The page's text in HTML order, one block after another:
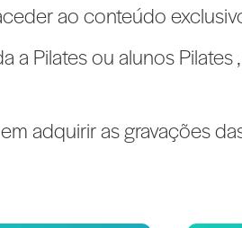
ao conteúdo
a Pilates ou alunos
adquirir as gravações